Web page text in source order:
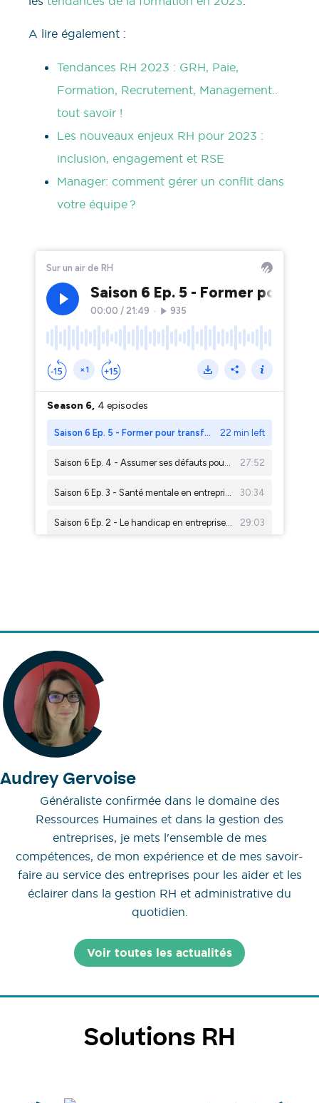
A lire également :
Tendances RH 2023 : GRH, Paie,
Formation, Recrutement, Management..
tout savoir !
Les nouveaux enjeux RH pour 2023 :
inclusion, engagement et RSE
Manager: comment gérer un conflit dans
votre équipe ?
Audrey Gervoise
Généraliste confirmée dans le domaine des
Ressources Humaines et dans la gestion des
entreprises, je mets l'ensemble de mes
compétences, de mon expérience et de mes savoir-
faire au service des entreprises pour les aider et les
éclairer dans la gestion RH et administrative du
quotidien.
Voir toutes les actualités
Solutions RH